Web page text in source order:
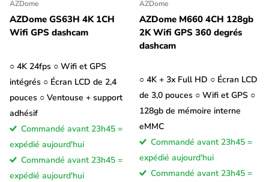
AZDome
AZDome GS63H 4K 1CH
Wifi GPS dashcam
○ 4K 24fps ○ Wifi et GPS
intégrés ○ Écran LCD de 2,4
pouces ○ Ventouse + support
adhésif
Commandé avant 23h45 =
expédié aujourd'hui
Commandé avant 23h45 =
expédié aujourd'hui
AZDome
AZDome M660 4CH 128gb
2K Wifi GPS 360 degrés
dashcam
○ 4K + 3x Full HD ○ Écran LCD
de 3,0 pouces ○ Wifi et GPS ○
128gb de mémoire interne
eMMC
Commandé avant 23h45 =
expédié aujourd'hui
Commandé avant 23h45 =